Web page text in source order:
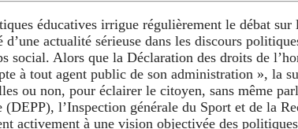
éducatives irrigue régulièrement le débat
actualité sérieuse dans les discours
social. Alors que la Déclaration des droits de
à tout agent public de son administration », la
ou non, pour éclairer le citoyen, sans même
l’Inspection générale du Sport et de la
activement à une vision objectivée des